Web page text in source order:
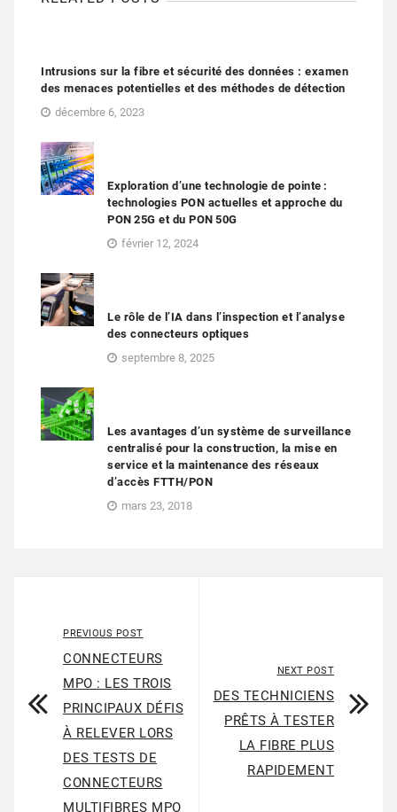
Intrusions sur la fibre et sécurité des données : examen
des menaces potentielles et des méthodes de détection
décembre 6, 2023
Exploration d’une technologie de pointe :
technologies PON actuelles et approche du
PON 25G et du PON 50G
février 12, 2024
Le rôle de l’IA dans l’inspection et l’analyse
des connecteurs optiques
septembre 8, 2025
Les avantages d’un système de surveillance
centralisé pour la construction, la mise en
service et la maintenance des réseaux
d’accès FTTH/PON
mars 23, 2018
PREVIOUS POST
CONNECTEURS
MPO : LES TROIS
PRINCIPAUX DÉFIS
À RELEVER LORS
DES TESTS DE
CONNECTEURS
MULTIFIBRES MPO
NEXT POST
DES TECHNICIENS
PRÊTS À TESTER
LA FIBRE PLUS
RAPIDEMENT